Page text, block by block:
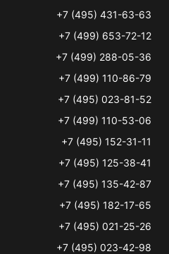
+7 (495) 431-63-63
+7 (499) 653-72-12
+7 (499) 288-05-36
+7 (499) 110-86-79
+7 (495) 023-81-52
+7 (499) 110-53-06
+7 (495) 152-31-11
+7 (495) 125-38-41
+7 (495) 135-42-87
+7 (495) 182-17-65
+7 (495) 021-25-26
+7 (495) 023-42-98